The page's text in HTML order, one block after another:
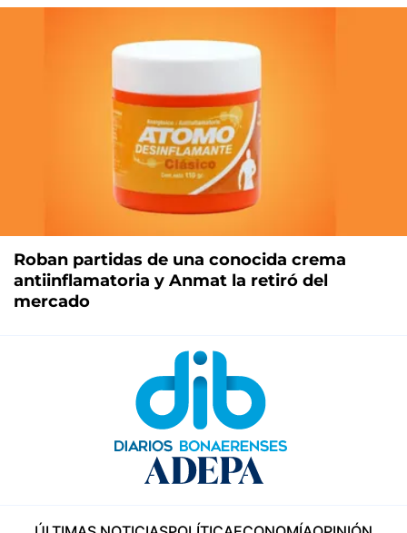
Roban partidas de una conocida crema
antiinflamatoria y Anmat la retiró del
mercado